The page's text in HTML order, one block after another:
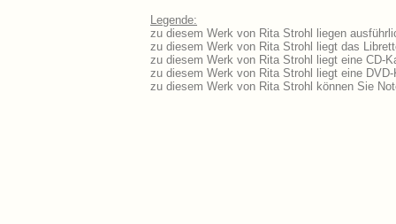
Legende:
zu diesem Werk von Rita Strohl liegen
zu diesem Werk von Rita Strohl liegt das
zu diesem Werk von Rita Strohl liegt eine CD-
zu diesem Werk von Rita Strohl liegt eine
zu diesem Werk von Rita Strohl können Sie